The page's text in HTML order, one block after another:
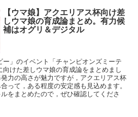
【ウマ娘】アクエリアス杯向け差
しウマ娘の育成論まとめ。有力候
補はオグリ＆デジタル
ー」のイベント「チャンピオンズミーテ
向けた差しウマ娘の育成論をまとめまし
力の高さが魅力ですが，アクエリアス杯
って，ある程度の安定感も見込めます。
をまとめたので，ぜひ確認してくださ